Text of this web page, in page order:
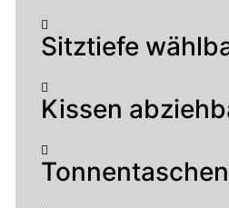
Sitztiefe
Kissen